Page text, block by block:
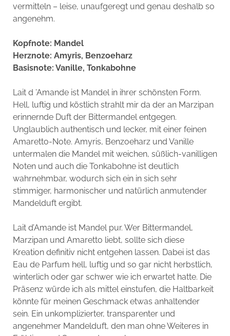
vermitteln – leise, unaufgeregt und genau deshalb so
angenehm.
Kopfnote: Mandel
Herznote: Amyris, Benzoeharz
Basisnote: Vanille, Tonkabohne
Lait d ’Amande ist Mandel in ihrer schönsten Form.
Hell, luftig und köstlich strahlt mir da der an Marzipan
erinnernde Duft der Bittermandel entgegen.
Unglaublich authentisch und lecker, mit einer feinen
Amaretto-Note. Amyris, Benzoeharz und Vanille
untermalen die Mandel mit weichen, süßlich-vanilligen
Noten und auch die Tonkabohne ist deutlich
wahrnehmbar, wodurch sich ein in sich sehr
stimmiger, harmonischer und natürlich anmutender
Mandelduft ergibt.
Lait d’Amande ist Mandel pur. Wer Bittermandel,
Marzipan und Amaretto liebt, sollte sich diese
Kreation definitiv nicht entgehen lassen. Dabei ist das
Eau de Parfum hell, luftig und so gar nicht herbstlich,
winterlich oder gar schwer wie ich erwartet hatte. Die
Präsenz würde ich als mittel einstufen, die Haltbarkeit
könnte für meinen Geschmack etwas anhaltender
sein. Ein unkomplizierter, transparenter und
angenehmer Mandelduft, den man ohne Weiteres in